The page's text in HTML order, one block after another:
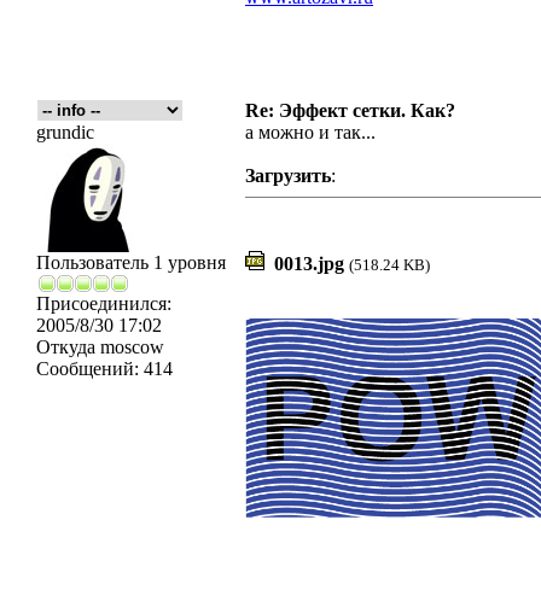
Re: Эффект сетки. Как?
grundic
Пользователь 1 уровня
Присоединился:
2005/8/30 17:02
Откуда moscow
Сообщений: 414
а можно и так...
Загрузить:
0013.jpg (518.24 KB)